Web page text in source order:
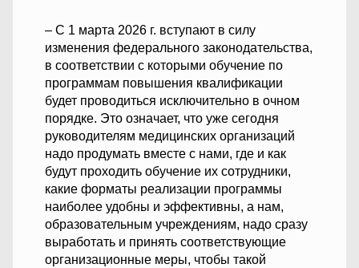
– С 1 марта 2026 г. вступают в силу
изменения федерального законодательства,
в соответствии с которыми обучение по
программам повышения квалификации
будет проводиться исключительно в очном
порядке. Это означает, что уже сегодня
руководителям медицинских организаций
надо продумать вместе с нами, где и как
будут проходить обучение их сотрудники,
какие форматы реализации программы
наиболее удобны и эффективны, а нам,
образовательным учреждениям, надо сразу
выработать и принять соответствующие
организационные меры, чтобы такой